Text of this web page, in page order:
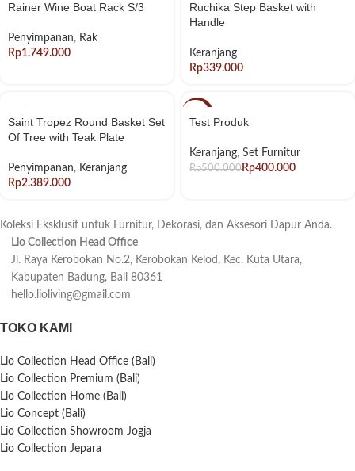
Rainer Wine Boat Rack S/3
Penyimpanan, Rak
Rp
Ruchika Step Basket with
Handle
Keranjang
Rp
Saint Tropez Round Basket Set
Of Tree with Teak Plate
Penyimpanan, Keranjang
Rp
Test Produk
Keranjang, Set Furnitur
Rp500.000Rp400.000
Koleksi Eksklusif untuk Furnitur, Dekorasi, dan Aksesori Dapur Anda.
Lio Collection Head Office
Jl. Raya Kerobokan No.2, Kerobokan Kelod, Kec. Kuta Utara,
Kabupaten Badung, Bali 80361
hello.lioliving@gmail.com
TOKO KAMI
Lio Collection Head Office (Bali)
Lio Collection Premium (Bali)
Lio Collection Home (Bali)
Lio Concept (Bali)
Lio Collection Showroom Jogja
Lio Collection Jepara